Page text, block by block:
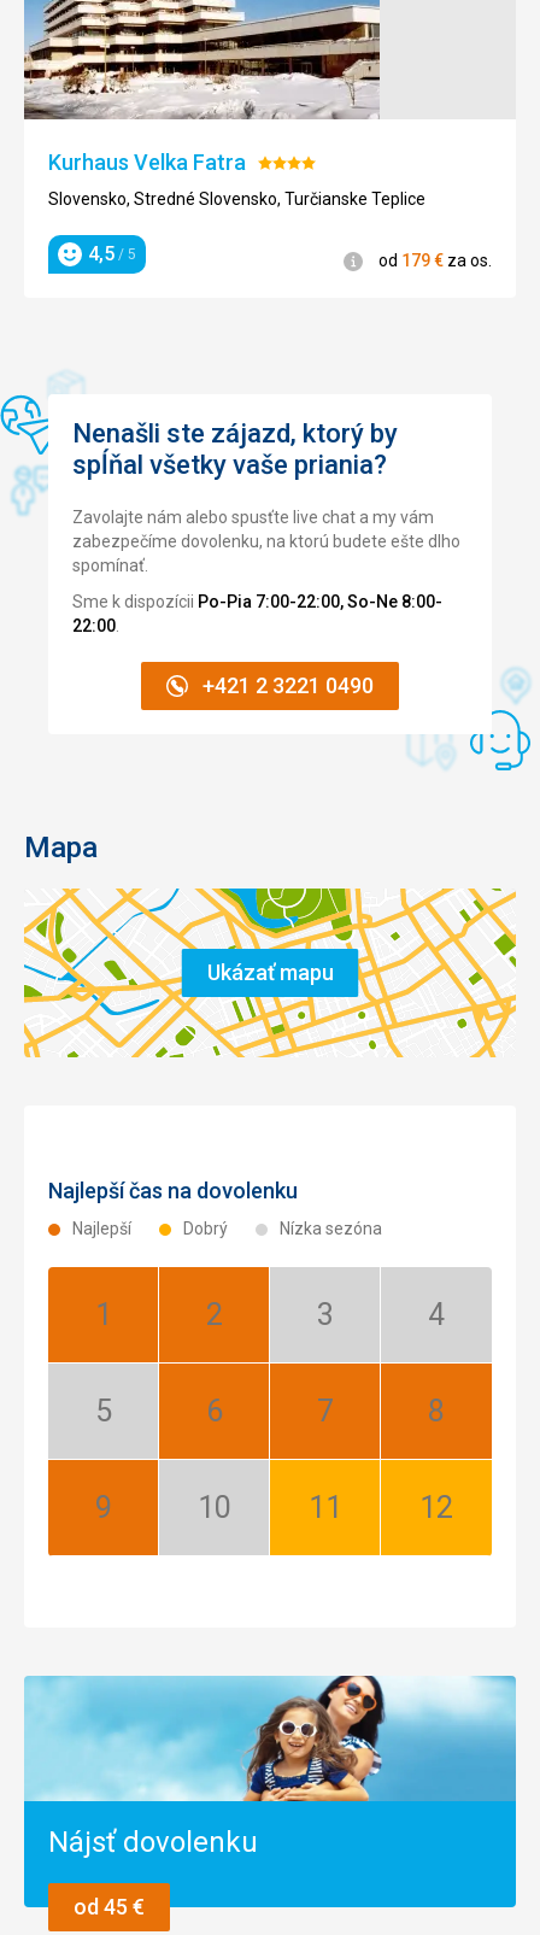
Nenáročné
Architektúra
Hrady
zámky
Táto recenzia bola preložená automaticky pomocou
Google Translate
Kurhaus Velka Fatra Hodnotenie:
4/5
Slovensko, Stredné Slovensko, Turčianske Teplice
Hodnotenie
4,5 / 5 Informácie
od 179€ za os.
Nenašli ste zájazd, ktorý by
spĺňal všetky vaše priania?
Zavolajte nám alebo spusťte live chat a my vám
zabezpečíme dovolenku, na ktorú budete ešte dlho
spomínať.
Sme k dispozícii Po-Pia 7:00-22:00, So-Ne 8:00-
22:00.
+421 2 3221 0490
Mapa
Ukázať mapu
Najlepší čas na dovolenku
Najlepší Dobrý Nízka sezóna
Január:
Február:
Marec:
Apríl:
Máj:
Jún:
Júl:
August:
September:
Október:
November:
December:
Nájsť dovolenku
od 45 €